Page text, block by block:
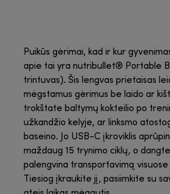
Puikūs gėrimai, kad ir kur
apie tai yra nutribullet® Portable
trintuvas). Šis lengvas prietaisas
mėgstamus gėrimus be laido ar
trokštate baltymų kokteilio po
užkandžio kelyje, ar linksmo
baseino. Jo USB-C įkroviklis
maždaug 15 trynimo ciklų, o
palengvina transportavimą visuose
Tiesiog įkraukite jį, pasiimkite su